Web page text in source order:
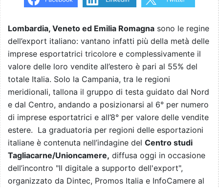
Lombardia, Veneto ed Emilia Romagna sono le regine
dell’export italiano: vantano infatti più della metà delle
imprese esportatrici tricolore e complessivamente il
valore delle loro vendite all’estero è pari al 55% del
totale Italia. Solo la Campania, tra le regioni
meridionali, tallona il gruppo di testa guidato dal Nord
e dal Centro, andando a posizionarsi al 6° per numero
di imprese esportatrici e all’8° per valore delle vendite
estere. La graduatoria per regioni delle esportazioni
italiane è contenuta nell’indagine del Centro studi
Tagliacarne/Unioncamere, diffusa oggi in occasione
dell’incontro "Il digitale a supporto dell'export",
organizzato da Dintec, Promos Italia e InfoCamere al